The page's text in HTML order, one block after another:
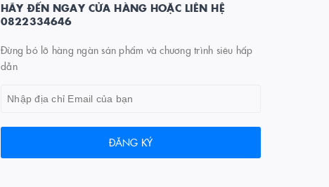
HÃY ĐẾN NGAY CỬA HÀNG HOẶC LIÊN HỆ
0822334646
Đừng bỏ lỡ hàng ngàn sản phẩm và chương trình siêu hấp
dẫn
ĐĂNG KÝ